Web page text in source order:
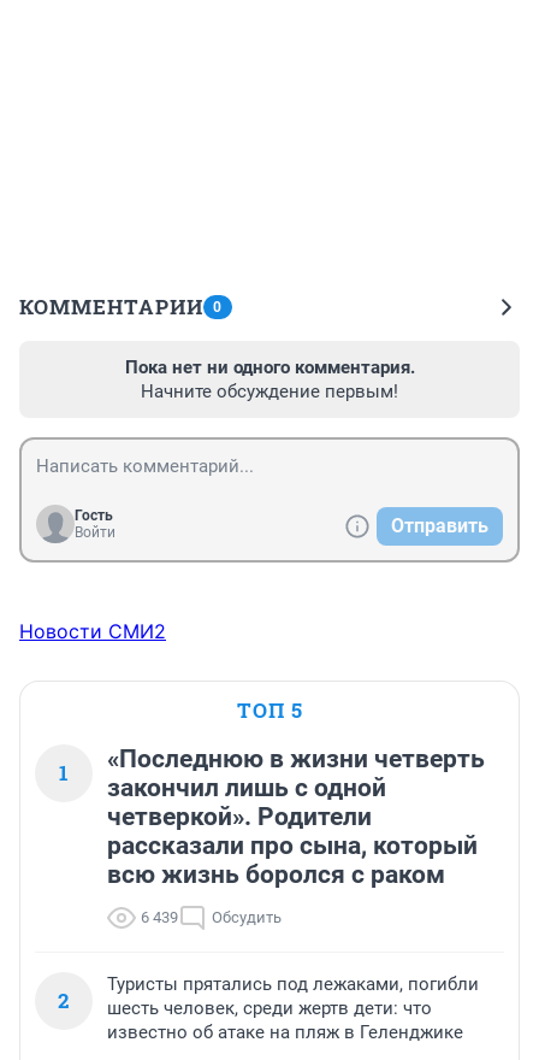
КОММЕНТАРИИ 0
Пока нет ни одного комментария.
Начните обсуждение первым!
Гость
Войти
Отправить
Новости СМИ2
ТОП 5
1
«Последнюю в жизни четверть
закончил лишь с одной
четверкой». Родители
рассказали про сына, который
всю жизнь боролся с раком
6 439 Обсудить
2
Туристы прятались под лежаками, погибли
шесть человек, среди жертв дети: что
известно об атаке на пляж в Геленджике